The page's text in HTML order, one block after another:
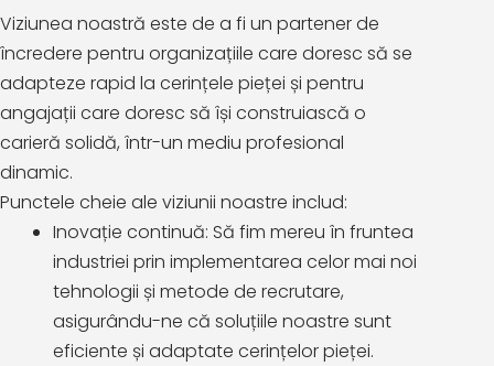
Viziunea noastră este de a fi un partener de
încredere pentru organizațiile care doresc să se
adapteze rapid la cerințele pieței și pentru
angajații care doresc să își construiască o
carieră solidă, într-un mediu profesional
dinamic.
Punctele cheie ale viziunii noastre includ:
Inovație continuă: Să fim mereu în fruntea
industriei prin implementarea celor mai noi
tehnologii și metode de recrutare,
asigurându-ne că soluțiile noastre sunt
eficiente și adaptate cerințelor pieței.